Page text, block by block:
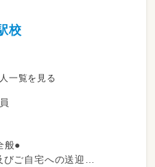
校
一覧を見る
般●
びご自宅への送迎